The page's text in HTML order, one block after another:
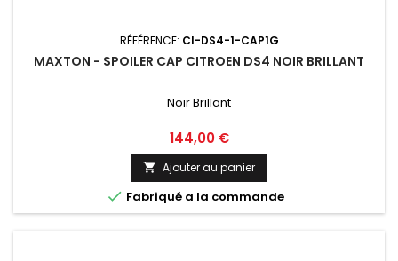
RÉFÉRENCE: CI-DS4-1-CAP1G
MAXTON - SPOILER CAP CITROEN DS4 NOIR BRILLANT
Noir Brillant
Prix
144,00 €
 Ajouter au panier
 Fabriqué a la commande